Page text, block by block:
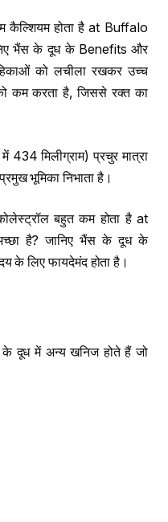
कैल्शियम होता है at Buffalo
भैंस के दूध के Benefits और
को लचीला रखकर उच्च
कम करता है, जिससे रक्त का
मिलीग्राम) प्रचुर मात्रा
भूमिका निभाता है।
बहुत कम होता है at
है? जानिए भैंस के दूध के
लिए फायदेमंद होता है।
दूध में अन्य खनिज होते हैं जो